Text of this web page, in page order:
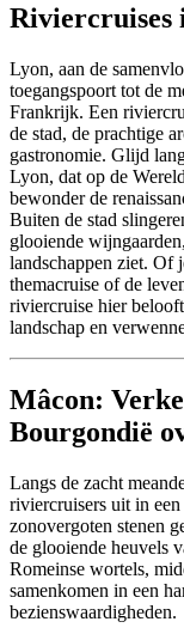
Riviercruises
Lyon, aan de
toegangspoort tot de
Frankrijk. Een
de stad, de prachtige
gastronomie. Glijd
Lyon, dat op de
bewonder de
Buiten de stad
glooiende
landschappen ziet. Of
themacruise of de
riviercruise hier
landschap en
Mâcon:
Bourgondië
Langs de zacht
riviercruisers uit in
zonovergoten stenen
de glooiende heuvels
Romeinse wortels,
samenkomen in een
bezienswaardigheden.